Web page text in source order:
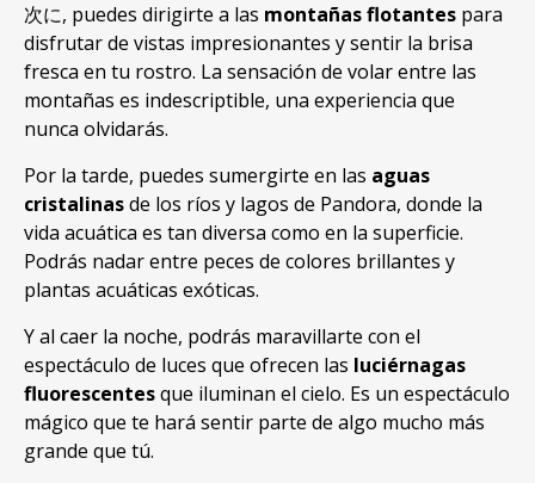
次に, puedes dirigirte a las montañas flotantes para
disfrutar de vistas impresionantes y sentir la brisa
fresca en tu rostro. La sensación de volar entre las
montañas es indescriptible, una experiencia que
nunca olvidarás.
Por la tarde, puedes sumergirte en las aguas
cristalinasde los ríos y lagos de Pandora, donde la
vida acuática es tan diversa como en la superficie.
Podrás nadar entre peces de colores brillantes y
plantas acuáticas exóticas.
Y al caer la noche, podrás maravillarte con el
espectáculo de luces que ofrecen las luciérnagas
fluorescentesque iluminan el cielo. Es un espectáculo
mágico que te hará sentir parte de algo mucho más
grande que tú.